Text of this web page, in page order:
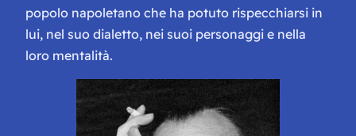
popolo napoletano che ha potuto rispecchiarsi in
lui, nel suo dialetto, nei suoi personaggi e nella
loro mentalità.